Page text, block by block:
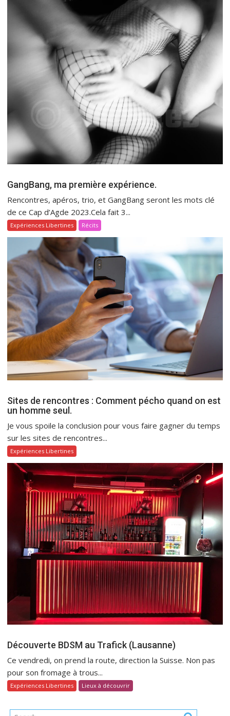
GangBang, ma première expérience.
Rencontres, apéros, trio, et GangBang seront les mots clé
de ce Cap d’Agde 2023.Cela fait 3...
Expériences Libertines Récits
Sites de rencontres : Comment pécho quand on est
un homme seul.
Je vous spoile la conclusion pour vous faire gagner du temps
sur les sites de rencontres...
Expériences Libertines
Découverte BDSM au Trafick (Lausanne)
Ce vendredi, on prend la route, direction la Suisse. Non pas
pour son fromage à trous...
Expériences Libertines Lieux à découvrir